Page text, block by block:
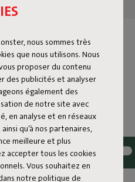
nous sommes très
que nous utilisons. Nous
proposer du contenu
des publicités et analyser
également des
de notre site avec
en analyse et en réseaux
qu’à nos partenaires,
meilleure et plus
accepter tous les cookies
Vous souhaitez en
notre politique de
le Yin et le Yang, Bonnie
complètent à merveille. Les
chaleureux et apportent
laquelle Fatboy est connu.
regards, ils sont
après une longue journée,
préférée ou siège
amis débarquent à
de poufs d’intérieur,